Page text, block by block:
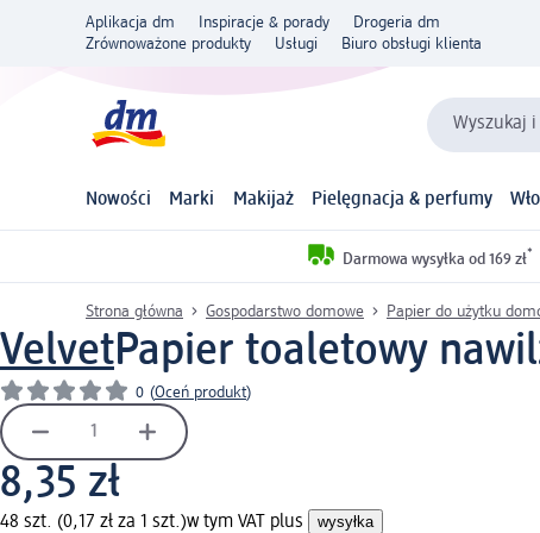
Aplikacja dm Inspiracje & porady
Drogeria dm
Zrównoważone produkty
Usługi Biuro obsługi klienta
Wyszukaj
Nowości Marki Makijaż Pielęgnacja & perfumy
Darmowa wysyłka od 169 zł*
Strona główna Gospodarstwo domowe Papier do użytku
VelvetPapier toaletowy
0 (Oceń produkt)
8,35 zł
48 szt. (0,17 zł za 1 szt.)w tym VAT plus wysyłka